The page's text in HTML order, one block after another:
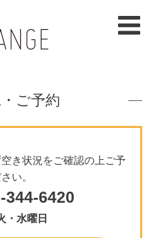
ご予約
き状況をご確認の上ご予
い。
344-6420
・水曜日